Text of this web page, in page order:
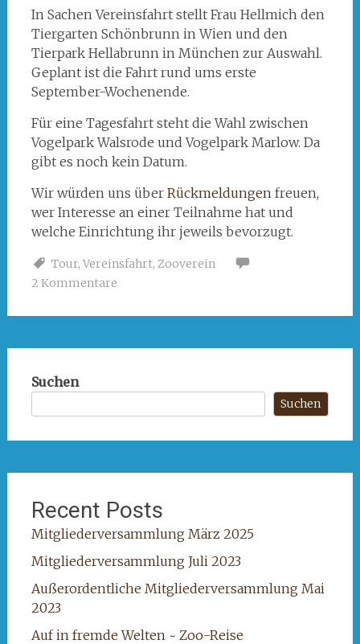
In Sachen Vereinsfahrt stellt Frau Hellmich den
Tiergarten Schönbrunn in Wien und den
Tierpark Hellabrunn in München zur Auswahl.
Geplant ist die Fahrt rund ums erste
September-Wochenende.
Für eine Tagesfahrt steht die Wahl zwischen
Vogelpark Walsrode und Vogelpark Marlow. Da
gibt es noch kein Datum.
Wir würden uns über Rückmeldungen freuen,
wer Interesse an einer Teilnahme hat und
welche Einrichtung ihr jeweils bevorzugt.
Tour, Vereinsfahrt, Zooverein
2 Kommentare
Suchen
Suchen
Recent Posts
Mitgliederversammlung März 2025
Mitgliederversammlung Juli 2023
Außerordentliche Mitgliederversammlung Mai
2023
Auf in fremde Welten ~ Zoo-Reise